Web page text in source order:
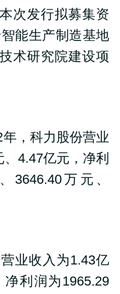
次发行拟募集资
能生产制造基地
术研究院建设项
，科力股份营业
4.47亿元，净利
3646.40万元、
业收入为1.43亿
净利润为1965.29